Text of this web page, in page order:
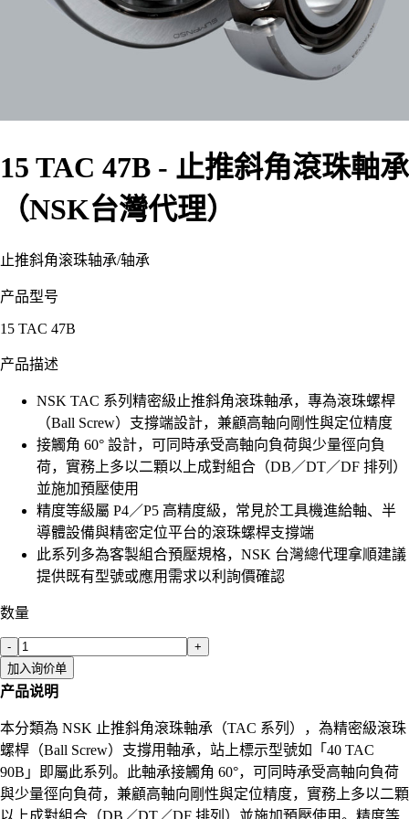
15 TAC 47B - 止推斜角滾珠軸承
（NSK台灣代理）
止推斜角滚珠轴承/轴承
产品型号
15 TAC 47B
产品描述
NSK TAC 系列精密級止推斜角滾珠軸承，專為滾珠螺桿
（Ball Screw）支撐端設計，兼顧高軸向剛性與定位精度
接觸角 60° 設計，可同時承受高軸向負荷與少量徑向負
荷，實務上多以二顆以上成對組合（DB／DT／DF 排列）
並施加預壓使用
精度等級屬 P4／P5 高精度級，常見於工具機進給軸、半
導體設備與精密定位平台的滾珠螺桿支撐端
此系列多為客製組合預壓規格，NSK 台灣總代理拿順建議
提供既有型號或應用需求以利詢價確認
数量
-
+
加入询价单
产品说明
本分類為 NSK 止推斜角滾珠軸承（TAC 系列），為精密級滾珠
螺桿（Ball Screw）支撐用軸承，站上標示型號如「40 TAC
90B」即屬此系列。此軸承接觸角 60°，可同時承受高軸向負荷
與少量徑向負荷，兼顧高軸向剛性與定位精度，實務上多以二顆
以上成對組合（DB／DT／DF 排列）並施加預壓使用。精度等